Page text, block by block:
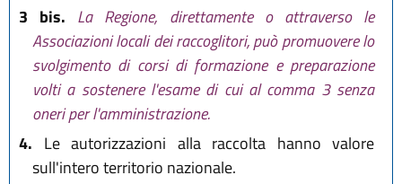
3 bis. La Regione, direttamente o attraverso le
Associazioni locali dei raccoglitori, può promuovere lo
svolgimento di corsi di formazione e preparazione
volti a sostenere l'esame di cui al comma 3 senza
oneri per l'amministrazione.
4. Le autorizzazioni alla raccolta hanno valore
sull'intero territorio nazionale.